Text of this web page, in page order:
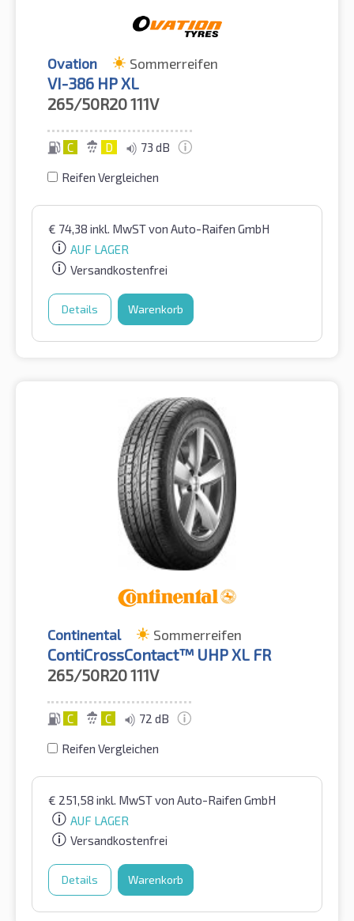
Ovation Sommerreifen
VI-386 HP XL
265/50R20111V
C D 73 dB
Reifen Vergleichen
€ 74,38 inkl. MwSTvon Auto-Raifen GmbH
AUF LAGER
Versandkostenfrei
Details Warenkorb
Continental Sommerreifen
ContiCrossContact™ UHP XL FR
265/50R20111V
C C 72 dB
Reifen Vergleichen
€ 251,58 inkl. MwSTvon Auto-Raifen GmbH
AUF LAGER
Versandkostenfrei
Details Warenkorb